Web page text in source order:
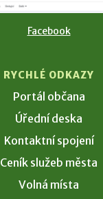
Facebook
RYCHLÉ ODKAZY
Portál občana
Úřední deska
Kontaktní spojení
Ceník služeb města
Volná místa